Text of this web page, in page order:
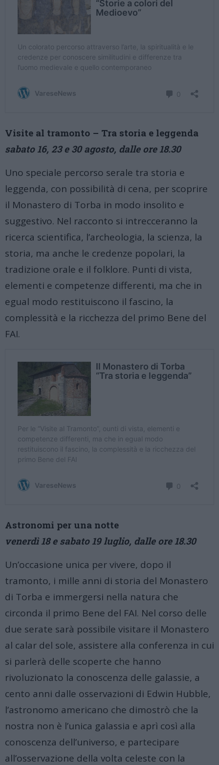
Visite al tramonto – Tra storia e leggenda
sabato 16, 23 e 30 agosto, dalle ore 18.30
Uno speciale percorso serale tra storia e
leggenda, con possibilità di cena, per scoprire
il Monastero di Torba in modo insolito e
suggestivo. Nel racconto si intrecceranno la
ricerca scientifica, l’archeologia, la scienza, la
storia, ma anche le credenze popolari, la
tradizione orale e il folklore. Punti di vista,
elementi e competenze differenti, ma che in
egual modo restituiscono il fascino, la
complessità e la ricchezza del primo Bene del
FAI.
Astronomi per una notte
venerdì 18 e sabato 19 luglio, dalle ore 18.30
Un’occasione unica per vivere, dopo il
tramonto, i mille anni di storia del Monastero
di Torba e immergersi nella natura che
circonda il primo Bene del FAI. Nel corso delle
due serate sarà possibile visitare il Monastero
al calar del sole, assistere alla conferenza in cui
si parlerà delle scoperte che hanno
rivoluzionato la conoscenza delle galassie, a
cento anni dalle osservazioni di Edwin Hubble,
l’astronomo americano che dimostrò che la
nostra non è l’unica galassia e aprì così alla
conoscenza dell’universo, e partecipare
all’osservazione della volta celeste con la